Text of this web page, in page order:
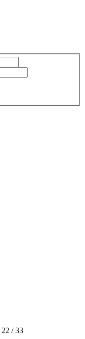
22 / 33